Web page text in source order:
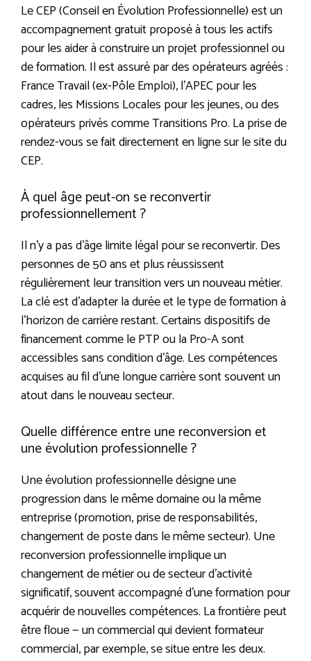
Le CEP (Conseil en Évolution Professionnelle) est un
accompagnement gratuit proposé à tous les actifs
pour les aider à construire un projet professionnel ou
de formation. Il est assuré par des opérateurs agréés :
France Travail (ex-Pôle Emploi), l’APEC pour les
cadres, les Missions Locales pour les jeunes, ou des
opérateurs privés comme Transitions Pro. La prise de
rendez-vous se fait directement en ligne sur le site du
CEP.
À quel âge peut-on se reconvertir
professionnellement ?
Il n’y a pas d’âge limite légal pour se reconvertir. Des
personnes de 50 ans et plus réussissent
régulièrement leur transition vers un nouveau métier.
La clé est d’adapter la durée et le type de formation à
l’horizon de carrière restant. Certains dispositifs de
financement comme le PTP ou la Pro-A sont
accessibles sans condition d’âge. Les compétences
acquises au fil d’une longue carrière sont souvent un
atout dans le nouveau secteur.
Quelle différence entre une reconversion et
une évolution professionnelle ?
Une évolution professionnelle désigne une
progression dans le même domaine ou la même
entreprise (promotion, prise de responsabilités,
changement de poste dans le même secteur). Une
reconversion professionnelle implique un
changement de métier ou de secteur d’activité
significatif, souvent accompagné d’une formation pour
acquérir de nouvelles compétences. La frontière peut
être floue — un commercial qui devient formateur
commercial, par exemple, se situe entre les deux.